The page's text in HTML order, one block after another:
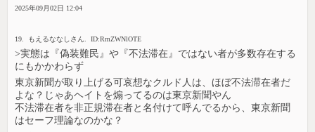
2025年09月02日 12:04
19. もえるななしさん. ID:RmZWNlOTE
>実態は『偽装難民』や『不法滞在』ではない者が多数存在する
にもかかわらず
東京新聞が取り上げる可哀想なクルド人は、ほぼ不法滞在者だ
よな？じゃあヘイトを煽ってるのは東京新聞やん
不法滞在者を非正規滞在者と名付けて呼んでるから、東京新聞
はセーフ理論なのかな？